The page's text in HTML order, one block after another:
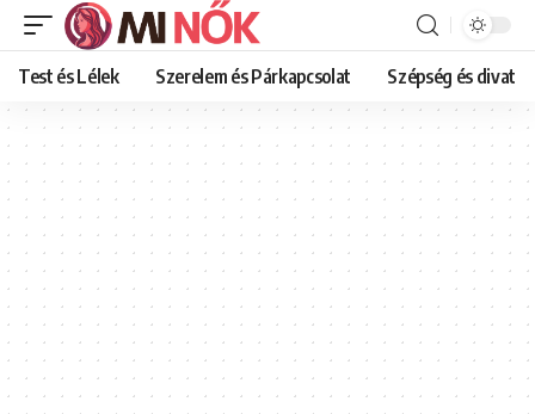
Test és Lélek Szerelem és Párkapcsolat Szépség és divat